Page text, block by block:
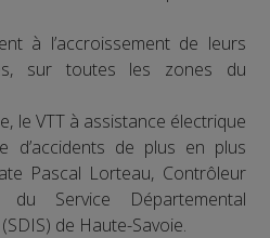
à l’accroissement de leurs
sur toutes les zones du
le VTT à assistance électrique
d’accidents de plus en plus
Pascal Lorteau, Contrôleur
Service Départemental
de Haute-Savoie.